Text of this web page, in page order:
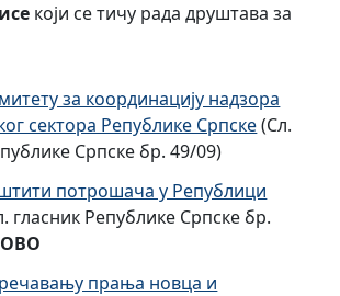
који се тичу рада друштава за
за координацију надзора
сектора Републике Српске(Сл.
Српске бр. 49/09)
потрошача у Републици
гласник Републике Српске бр.
прања новца и